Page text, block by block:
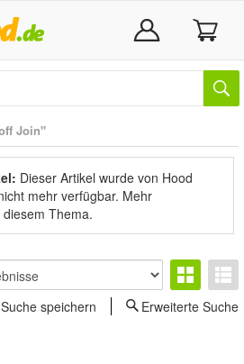
Join"
Dieser Artikel wurde von Hood
mehr verfügbar. Mehr
Thema.
Suche speichern
Erweiterte Suche